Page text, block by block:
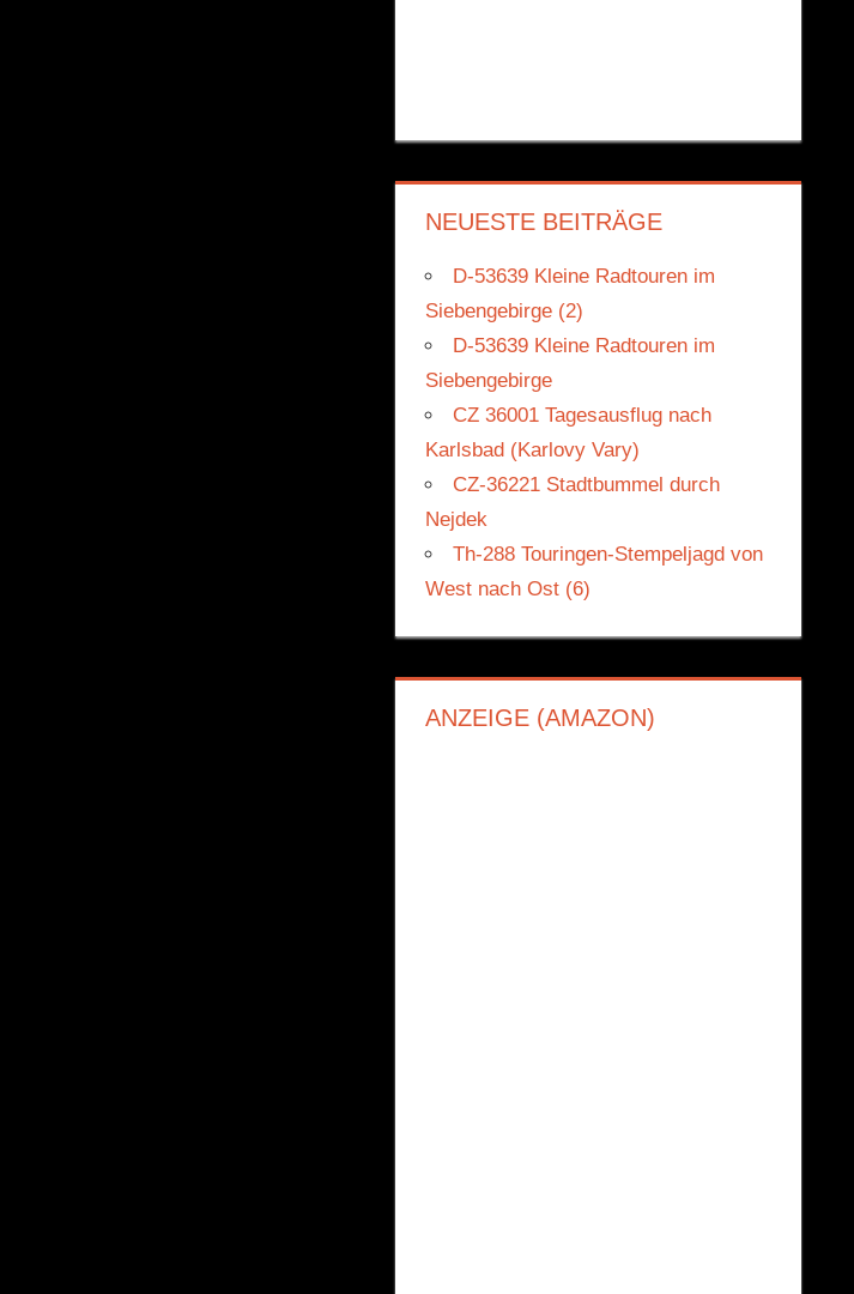
NEUESTE BEITRÄGE
D-53639 Kleine Radtouren im
Siebengebirge (2)
D-53639 Kleine Radtouren im
Siebengebirge
CZ 36001 Tagesausflug nach
Karlsbad (Karlovy Vary)
CZ-36221 Stadtbummel durch
Nejdek
Th-288 Touringen-Stempeljagd von
West nach Ost (6)
ANZEIGE (AMAZON)